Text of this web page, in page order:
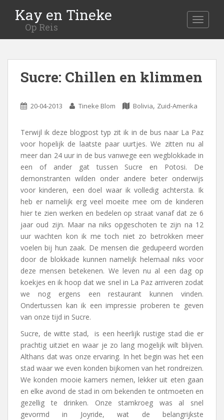
MENU
Kay en Tineke
Op Reis
Sucre: Chillen en klimmen
20-04-2013 Tineke Blom Bolivia, Zuid-Amerika
Terwijl ik deze blogpost typ zit ik in de bus naar La Paz
voor hopelijk de laatste paar uurtjes. We zitten nu al
meer dan 24 uur in de bus vanwege een wegblokkade in
een of ander gat tussen Sucre en Potosi. De
demonstranten wilden onder andere beter onderwijs
voor kinderen, een doel waar ik volledig achtersta. Ik
heb er namelijk erg veel moeite mee om de kinderen
hier te zien werken en bedelen op straat vanaf dat ze 6
jaar oud zijn. Maar na niks opgeschoten te zijn na 12
uur wachten kon ik me toch niet zo betrokken meer
voelen bij hun zaak. De mensen die gedupeerd worden
door de blokkade kunnen namelijk helemaal niks voor
deze mensen betekenen. We leven nu al een dag op
koekjes en ik hoop dat we snel in La Paz arriveren zodat
we nog ergens een restaurant kunnen vinden.
Ondertussen kan ik een impressie proberen te geven
van onze tijd in Sucre.
Sucre, de witte stad, is een heerlijk rustige stad die er
prachtig uitziet en waar je zo lang mogelijk wilt blijven.
Althans dat was onze ervaring. In het begin was het een
stad waar we even konden bijkomen van het rondreizen.
We konden mooie kamers nemen, lekker uit eten gaan
en elke avond de stad in om bekenden te ontmoeten en
gezellig te drinken. Onze stamkroeg was al snel
gevormd in Joyride, wat de belangrijkste